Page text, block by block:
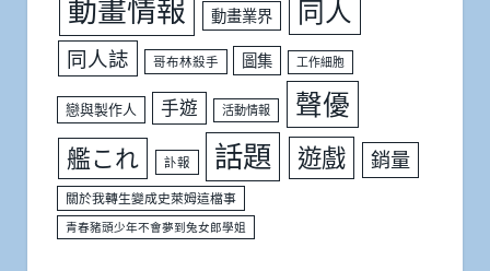
偶像大師灰姑娘 八掛 刀劍神域Alicization篇
動畫情報 同人
同人誌 哥布林殺手 圖集 工作細胞
戀與製作人 手遊 活動情報 聲優
艦これ 訃報 話題